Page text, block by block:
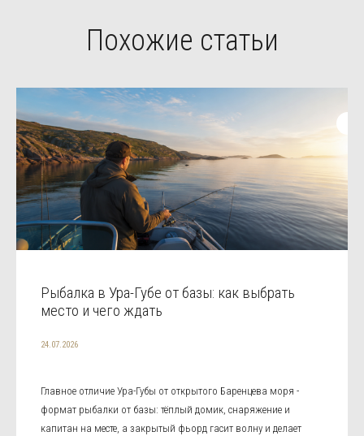
Похожие статьи
Рыбалка в Ура-Губе от базы: как выбрать
место и чего ждать
24.07.2026
Главное отличие Ура-Губы от открытого Баренцева моря -
формат рыбалки от базы: тёплый домик, снаряжение и
капитан на месте, а закрытый фьорд гасит волну и делает